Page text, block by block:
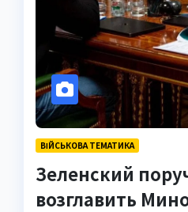
ВІЙСЬКОВА ТЕМАТИКА
Зеленский
возглавить